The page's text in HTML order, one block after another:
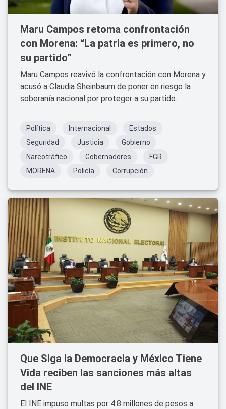
Maru Campos retoma confrontación
con Morena: “La patria es primero, no
su partido”
Maru Campos reavivó la confrontación con Morena y
acusó a Claudia Sheinbaum de poner en riesgo la
soberanía nacional por proteger a su partido.
Política Internacional
Estados
Seguridad
Justicia
Gobierno
Narcotráfico
Gobernadores
FGR
MORENA
Policía Corrupción
Que Siga la Democracia y México Tiene
Vida reciben las sanciones más altas
del INE
El INE impuso multas por 4.8 millones de pesos a